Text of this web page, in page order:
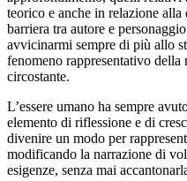
teorico e anche in relazione alla
barriera tra autore e
avvicinarmi sempre di più allo
fenomeno rappresentativo della
circostante.
L’essere umano ha sempre
elemento di riflessione e di
divenire un modo per
modificando la narrazione di
esigenze, senza mai